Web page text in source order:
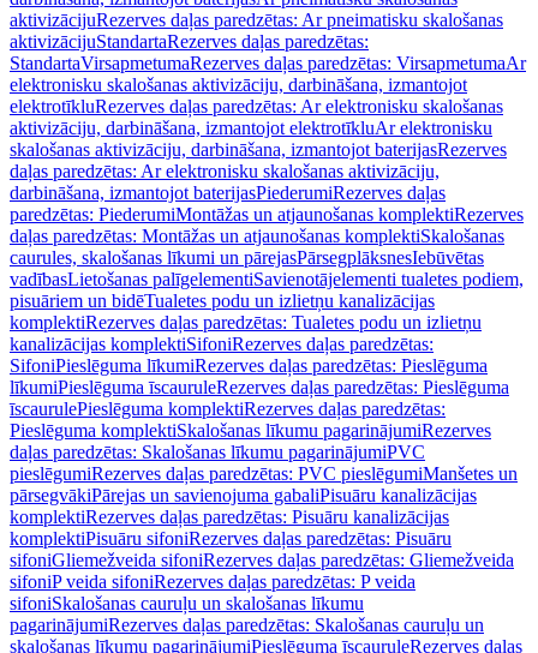
aktivizācijuRezerves daļas paredzētas: Ar pneimatisku skalošanas
aktivizācijuStandartaRezerves daļas paredzētas:
StandartaVirsapmetumaRezerves daļas paredzētas: VirsapmetumaAr
elektronisku skalošanas aktivizāciju, darbināšana, izmantojot
elektrotīkluRezerves daļas paredzētas: Ar elektronisku skalošanas
aktivizāciju, darbināšana, izmantojot elektrotīkluAr elektronisku
skalošanas aktivizāciju, darbināšana, izmantojot baterijasRezerves
daļas paredzētas: Ar elektronisku skalošanas aktivizāciju,
darbināšana, izmantojot baterijasPiederumiRezerves daļas
paredzētas: PiederumiMontāžas un atjaunošanas komplektiRezerves
daļas paredzētas: Montāžas un atjaunošanas komplektiSkalošanas
caurules, skalošanas līkumi un pārejasPārsegplāksnesIebūvētas
vadībasLietošanas palīgelementiSavienotājelementi tualetes podiem,
pisuāriem un bidēTualetes podu un izlietņu kanalizācijas
komplektiRezerves daļas paredzētas: Tualetes podu un izlietņu
kanalizācijas komplektiSifoniRezerves daļas paredzētas:
SifoniPieslēguma līkumiRezerves daļas paredzētas: Pieslēguma
līkumiPieslēguma īscauruleRezerves daļas paredzētas: Pieslēguma
īscaurulePieslēguma komplektiRezerves daļas paredzētas:
Pieslēguma komplektiSkalošanas līkumu pagarinājumiRezerves
daļas paredzētas: Skalošanas līkumu pagarinājumiPVC
pieslēgumiRezerves daļas paredzētas: PVC pieslēgumiManšetes un
pārsegvākiPārejas un savienojuma gabaliPisuāru kanalizācijas
komplektiRezerves daļas paredzētas: Pisuāru kanalizācijas
komplektiPisuāru sifoniRezerves daļas paredzētas: Pisuāru
sifoniGliemežveida sifoniRezerves daļas paredzētas: Gliemežveida
sifoniP veida sifoniRezerves daļas paredzētas: P veida
sifoniSkalošanas cauruļu un skalošanas līkumu
pagarinājumiRezerves daļas paredzētas: Skalošanas cauruļu un
skalošanas līkumu pagarinājumiPieslēguma īscauruleRezerves daļas